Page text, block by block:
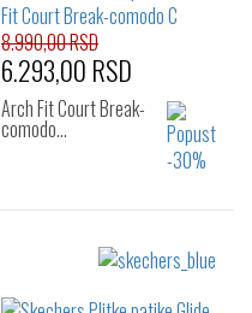
42.5
43
44
45
48.5
Izaberi željeni broj:
41 42
42.5
8.990,00 RSD
6.293,00 RSD
Arch Fit Court Break-
comodo…